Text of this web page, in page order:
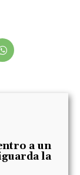
a un
la